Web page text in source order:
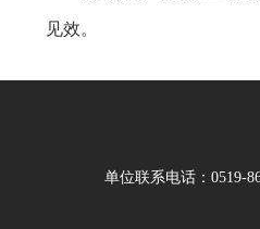
见效。
单位联系电话：0519-